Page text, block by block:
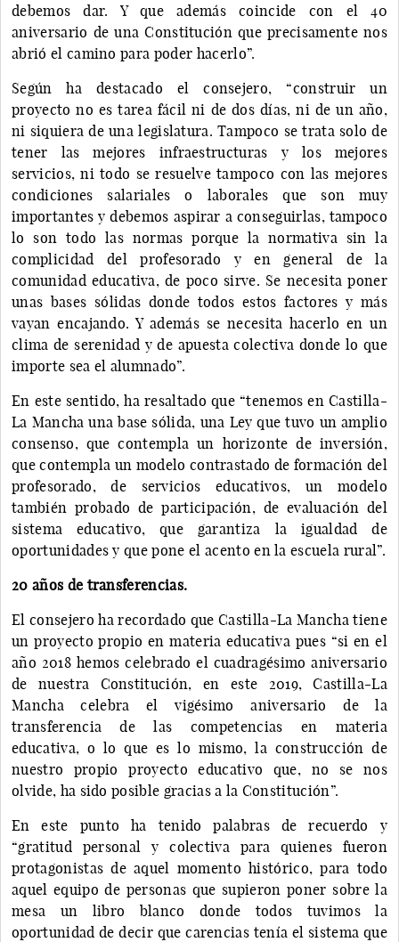
debemos dar. Y que además coincide con el 40
aniversario de una Constitución que precisamente nos
abrió el camino para poder hacerlo”.
Según ha destacado el consejero, “construir un
proyecto no es tarea fácil ni de dos días, ni de un año,
ni siquiera de una legislatura. Tampoco se trata solo de
tener las mejores infraestructuras y los mejores
servicios, ni todo se resuelve tampoco con las mejores
condiciones salariales o laborales que son muy
importantes y debemos aspirar a conseguirlas, tampoco
lo son todo las normas porque la normativa sin la
complicidad del profesorado y en general de la
comunidad educativa, de poco sirve. Se necesita poner
unas bases sólidas donde todos estos factores y más
vayan encajando. Y además se necesita hacerlo en un
clima de serenidad y de apuesta colectiva donde lo que
importe sea el alumnado”.
En este sentido, ha resaltado que “tenemos en Castilla-
La Mancha una base sólida, una Ley que tuvo un amplio
consenso, que contempla un horizonte de inversión,
que contempla un modelo contrastado de formación del
profesorado, de servicios educativos, un modelo
también probado de participación, de evaluación del
sistema educativo, que garantiza la igualdad de
oportunidades y que pone el acento en la escuela rural”.
20 años de transferencias.
El consejero ha recordado que Castilla-La Mancha tiene
un proyecto propio en materia educativa pues “si en el
año 2018 hemos celebrado el cuadragésimo aniversario
de nuestra Constitución, en este 2019, Castilla-La
Mancha celebra el vigésimo aniversario de la
transferencia de las competencias en materia
educativa, o lo que es lo mismo, la construcción de
nuestro propio proyecto educativo que, no se nos
olvide, ha sido posible gracias a la Constitución”.
En este punto ha tenido palabras de recuerdo y
“gratitud personal y colectiva para quienes fueron
protagonistas de aquel momento histórico, para todo
aquel equipo de personas que supieron poner sobre la
mesa un libro blanco donde todos tuvimos la
oportunidad de decir que carencias tenía el sistema que